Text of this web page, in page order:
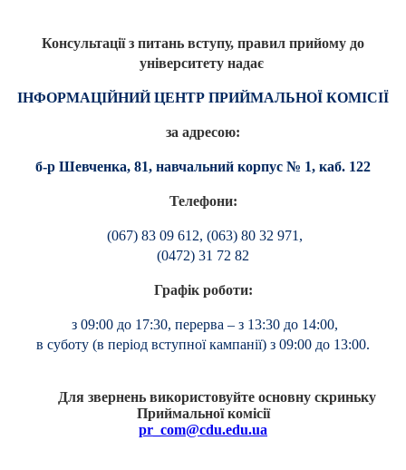
Консультації з питань вступу, правил прийому до
університету надає
ІНФОРМАЦІЙНИЙ ЦЕНТР ПРИЙМАЛЬНОЇ КОМІСІЇ
за адресою:
б-р Шевченка, 81, навчальний корпус № 1, каб. 122
Телефони:
(067) 83 09 612, (063) 80 32 971,
(0472) 31 72 82
Графік роботи:
з 09:00 до 17:30, перерва – з 13:30 до 14:00,
в суботу (в період вступної кампанії) з 09:00 до 13:00.
Для звернень використовуйте основну скриньку
Приймальної комісії
pr_com@cdu.edu.ua